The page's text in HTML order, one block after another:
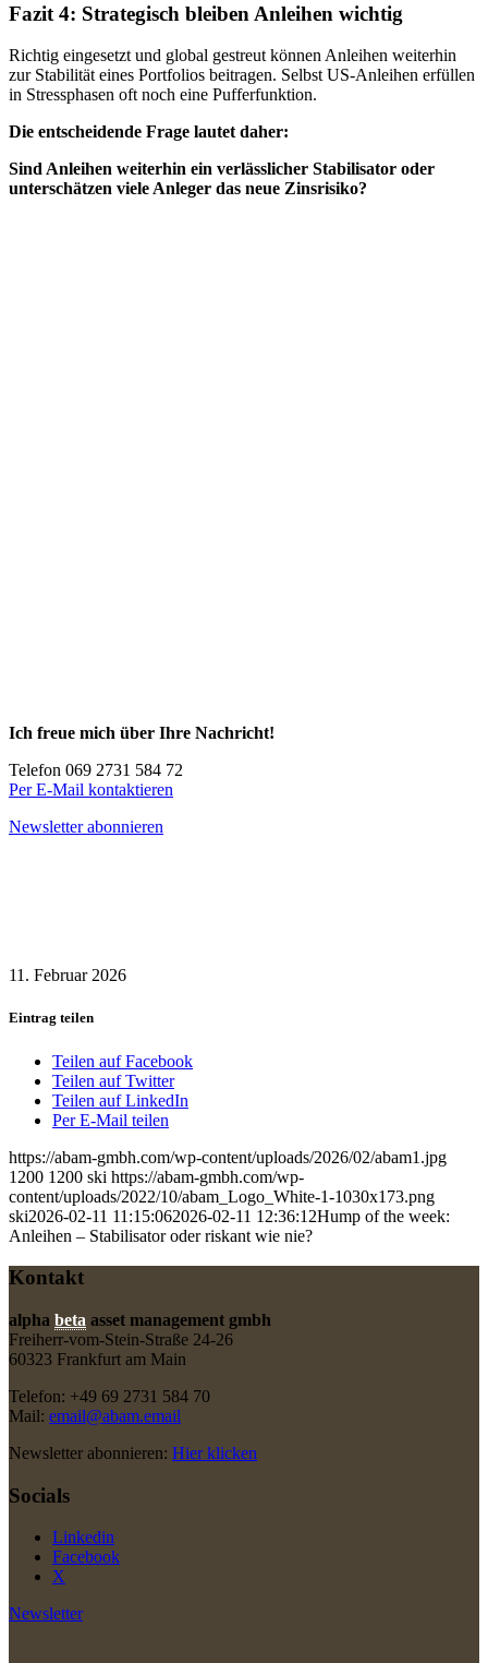
Fazit 4: Strategisch bleiben Anleihen wichtig
Richtig eingesetzt und global gestreut können Anleihen weiterhin
zur Stabilität eines Portfolios beitragen. Selbst US-Anleihen erfüllen
in Stressphasen oft noch eine Pufferfunktion.
Die entscheidende Frage lautet daher:
Sind Anleihen weiterhin ein verlässlicher Stabilisator oder
unterschätzen viele Anleger das neue Zinsrisiko?
Ich freue mich über Ihre Nachricht!
Telefon 069 2731 584 72
Per E-Mail kontaktieren
Newsletter abonnieren
11. Februar 2026
Eintrag teilen
Teilen auf Facebook
Teilen auf Twitter
Teilen auf LinkedIn
Per E-Mail teilen
https://abam-gmbh.com/wp-content/uploads/2026/02/abam1.jpg
1200 1200 ski https://abam-gmbh.com/wp-
content/uploads/2022/10/abam_Logo_White-1-1030x173.png
ski2026-02-11 11:15:062026-02-11 12:36:12Hump of the week:
Anleihen – Stabilisator oder riskant wie nie?
Kontakt
alpha beta asset management gmbh
Freiherr-vom-Stein-Straße 24-26
60323 Frankfurt am Main
Telefon: +49 69 2731 584 70
Mail: email@abam.email
Newsletter abonnieren: Hier klicken
Socials
Linkedin
Facebook
X
Newsletter